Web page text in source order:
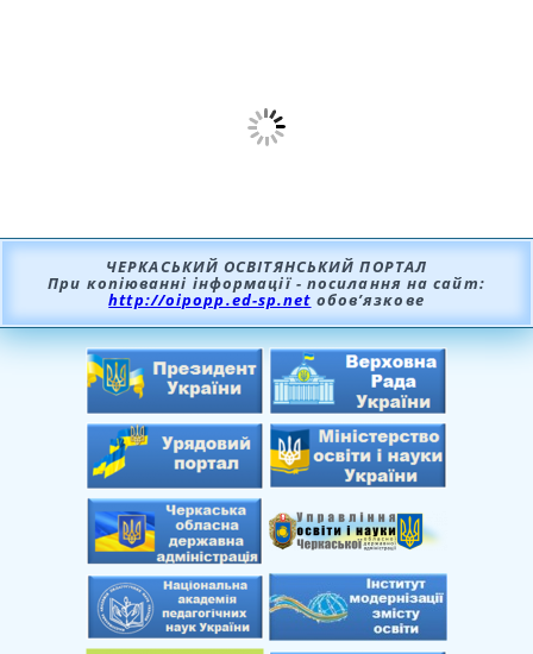
ЧЕРКАСЬКИЙ ОСВІТЯНСЬКИЙ ПОРТАЛ
При копіюванні інформації - посилання на сайт:
http://oipopp.ed-sp.net обов’язкове